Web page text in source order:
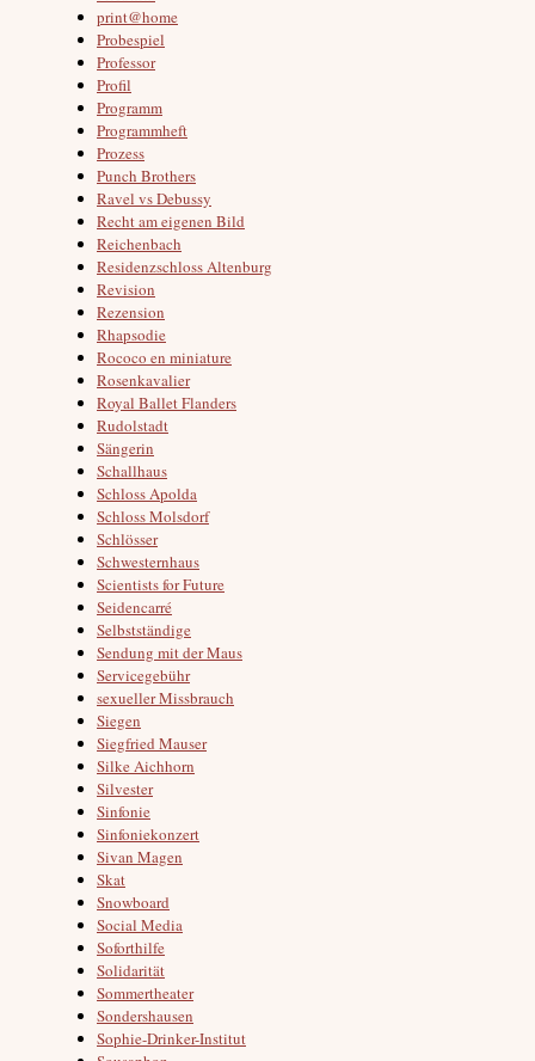
print@home
Probespiel
Professor
Profil
Programm
Programmheft
Prozess
Punch Brothers
Ravel vs Debussy
Recht am eigenen Bild
Reichenbach
Residenzschloss Altenburg
Revision
Rezension
Rhapsodie
Rococo en miniature
Rosenkavalier
Royal Ballet Flanders
Rudolstadt
Sängerin
Schallhaus
Schloss Apolda
Schloss Molsdorf
Schlösser
Schwesternhaus
Scientists for Future
Seidencarré
Selbstständige
Sendung mit der Maus
Servicegebühr
sexueller Missbrauch
Siegen
Siegfried Mauser
Silke Aichhorn
Silvester
Sinfonie
Sinfoniekonzert
Sivan Magen
Skat
Snowboard
Social Media
Soforthilfe
Solidarität
Sommertheater
Sondershausen
Sophie-Drinker-Institut